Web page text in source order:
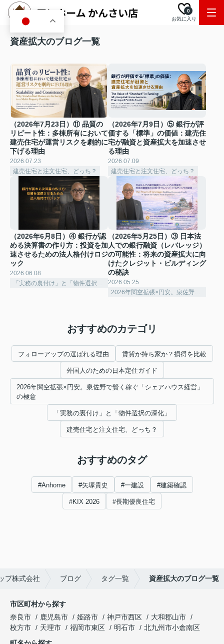
お気に入り
0
資産拡大のブログ一覧
（2026年7月23日）⑪ 品質の
リピート性：多棟所有において
建売住宅が運営リスクを劇的に
下げる理由
2026.07.23
建売住宅と注文住宅、どっち？
（2026年7月9日）⑤ 銀行が評
価する「標準」の価値：建売住
宅が融資と資産拡大を加速させ
る理由
2026.07.09
建売住宅と注文住宅、どっち？
（2026年6月8日）④ 銀行が認
める決算書の作り方：投資を加
速させるための法人格付けロジ
ック
2026.06.08
「実務の裏付け」と「物件選択の深化」
（2026年5月25日）③ 日本法
人での銀行融資（レバレッジ）
の可能性：将来の資産拡大に向
けたクレジット・ビルディング
の秘訣
2026.05.25
2026年関空拡張×円安。泉佐野で賢く稼ぐ「シェアハウス経営」の極意
おすすめのカテゴリ
フォローアップの選ばれる理由 賃貸か持ち家か？損得を比較
外国人のための日本定住ガイド
2026年関空拡張×円安。泉佐野で賢く稼ぐ「シェアハウス経営」
の極意
「実務の裏付け」と「物件選択の深化」
建売住宅と注文住宅、どっち？
おすすめのタグ
#Anhome #矢塚貴史 #一建設 #建築確認
#KIX 2026 #長期優良住宅
プ株式会社 ブログ タグ一覧 資産拡大のブログ一覧
市区町村から探す
奈良市
鹿児島市 姫路市 神戸市西区
大和郡山市
枚方市
天理市 福岡市東区 明石市
北九州市小倉南区